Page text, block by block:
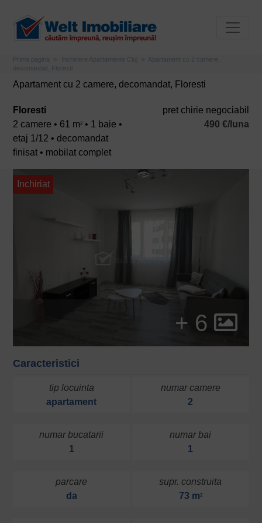
Prima pagina Inchiriere Apartamente Cluj
Apartament cu 2 camere,
decomandat, Floresti
Apartament cu 2 camere, decomandat, Floresti
Floresti
2 camere • 61 m2 • 1 baie •
etaj 1/12 • decomandat
finisat • mobilat complet
pret chirie negociabil
490 €/luna
+ 6
Inchiriat
Caracteristici
tip locuinta
apartament
numar camere
2
numar bucatarii
1
numar bai
1
parcare
da
supr. construita
73 m2